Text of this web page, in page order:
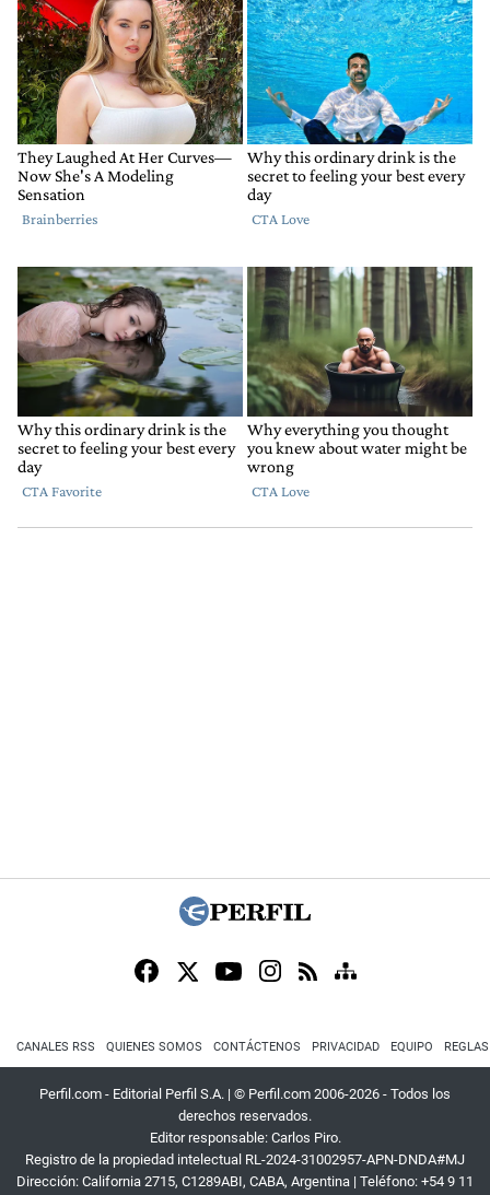
CANALES RSS QUIENES SOMOS CONTÁCTENOS PRIVACIDAD EQUIPO
Perfil.com - Editorial Perfil S.A. | © Perfil.com 2006-2026 - Todos los
derechos reservados.
Editor responsable: Carlos Piro.
Registro de la propiedad intelectual RL-2024-31002957-APN-DNDA#MJ
Dirección: California 2715, C1289ABI, CABA, Argentina | Teléfono: +54 9 11